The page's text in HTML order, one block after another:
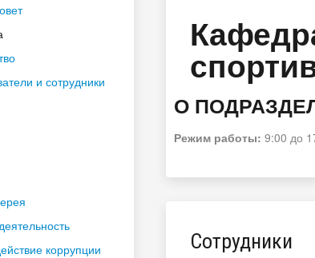
и сотрудники
коррупции
О
Режим работы: 9:00 до
Сотрудники